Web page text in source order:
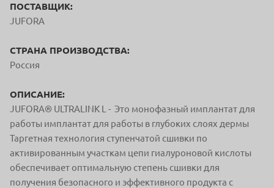
ПОСТАВЩИК:
JUFORA
СТРАНА ПРОИЗВОДСТВА:
Россия
ОПИСАНИЕ:
JUFORA® ULTRALINK L - Это монофазный имплантат для
работы имплантат для работы в глубоких слоях дермы
Таргетная технология ступенчатой сшивки по
активированным участкам цепи гиалуроновой кислоты
обеспечивает оптимальную степень сшивки для
получения безопасного и эффективного продукта с